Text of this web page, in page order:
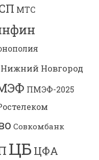
МТС
Нижний Новгород
ПМЭФ-2025
Совкомбанк
ЦБ ЦФА